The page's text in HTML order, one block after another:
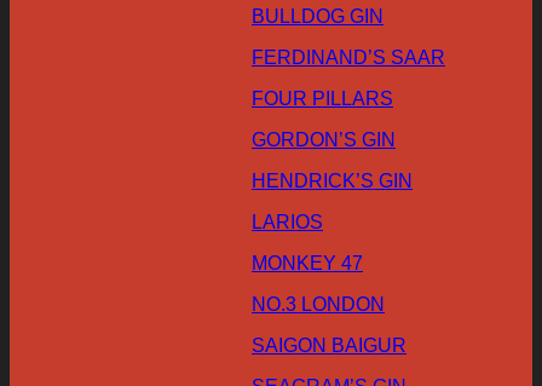
BULLDOG GIN
FERDINAND’S SAAR
FOUR PILLARS
GORDON’S GIN
HENDRICK’S GIN
LARIOS
MONKEY 47
NO.3 LONDON
SAIGON BAIGUR